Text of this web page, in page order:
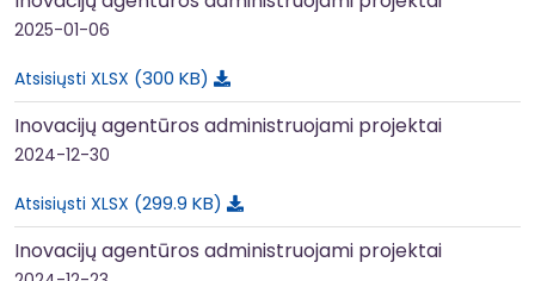
2025-01-06
Atsisiųsti XLSX 300 KB
Inovacijų agentūros administruojami projektai
2024-12-30
Atsisiųsti XLSX 299.9 KB
Inovacijų agentūros administruojami projektai